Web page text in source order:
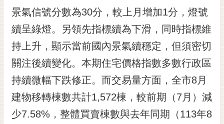
私
權
及
安
全
政
策
網
資
景氣信號分數為30分，較上月增加1分，燈號
續呈綠燈。另領先指標續為下滑，同時指標維
持上升，顯示當前國內景氣續穩定，但須密切
關注後續變化。本期住宅價格指數多數行政區
持續微幅下跌修正。而交易量方面，全市8月
建物移轉棟數共計1,572棟，較前期（7月）減
少7.58%，整體買賣棟數與去年同期（113年8